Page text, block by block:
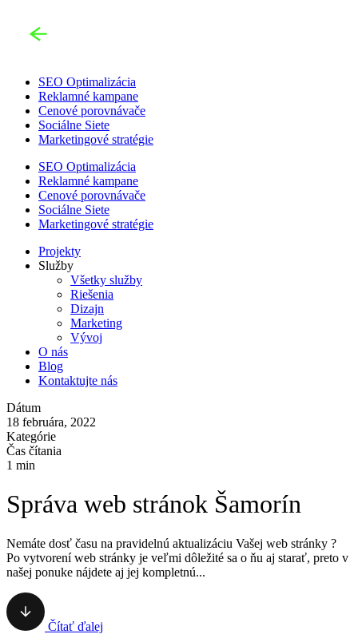
SEO Optimalizácia
Reklamné kampane
Cenové porovnávače
Sociálne Siete
Marketingové stratégie
SEO Optimalizácia
Reklamné kampane
Cenové porovnávače
Sociálne Siete
Marketingové stratégie
Projekty
Služby
Všetky služby
Riešenia
Dizajn
Marketing
Vývoj
O nás
Blog
Kontaktujte nás
Dátum
18 februára, 2022
Kategórie
Čas čítania
1 min
Správa web stránok Šamorín
Nemáte dosť času na pravidelnú aktualizáciu Vašej web stránky ?
Po vytvorení web stránky je veľmi dôležité sa o ňu aj starať, preto v
našej ponuke nájdete aj jej kompletnú...
Čítať ďalej